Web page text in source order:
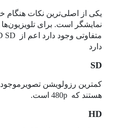
یکی از اصلی‌ترین نکات هنگام
نمایشگر است. برای
دارد
SD
هستند که 480p است.
HD